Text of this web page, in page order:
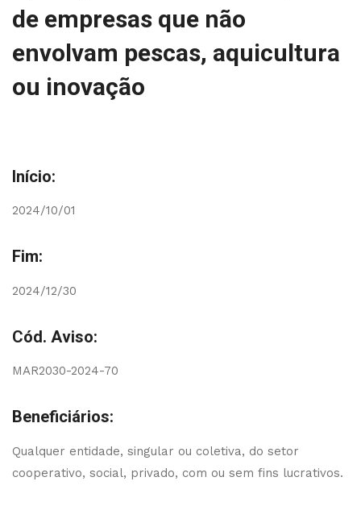
de empresas que não
envolvam pescas, aquicultura
ou inovação
Início:
2024/10/01
Fim:
2024/12/30
Cód. Aviso:
MAR2030-2024-70
Beneficiários:
Qualquer entidade, singular ou coletiva, do setor
cooperativo, social, privado, com ou sem fins lucrativos.